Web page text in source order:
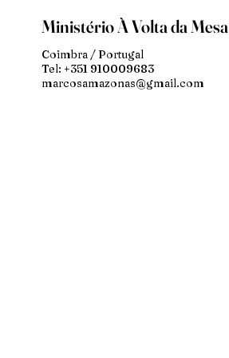
Ministério À Volta da Mesa
Coimbra / Portugal
Tel: +351 910009683
marcosamazonas@gmail.com